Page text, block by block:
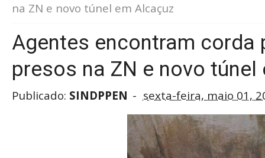
na ZN e novo túnel em Alcaçuz
Agentes encontram corda
presos na ZN e novo túnel
Publicado: SINDPPEN sexta-feira, maio 01,